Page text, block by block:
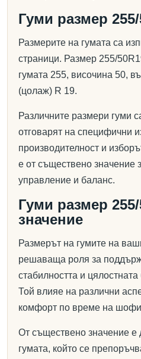
Гуми размер 255/
Размерите на гумата са
страници. Размер 255/
гумата 255, височина 50,
(цолаж) R 19.
Различните размери гуми
отговарят на специфични
производителност и
е от съществено значение
управление и баланс.
Гуми размер 255/
значение
Размерът на гумите на
решаваща роля за
стабилността и
Той влияе на различни
комфорт по време на
От съществено значение е
гумата, който се